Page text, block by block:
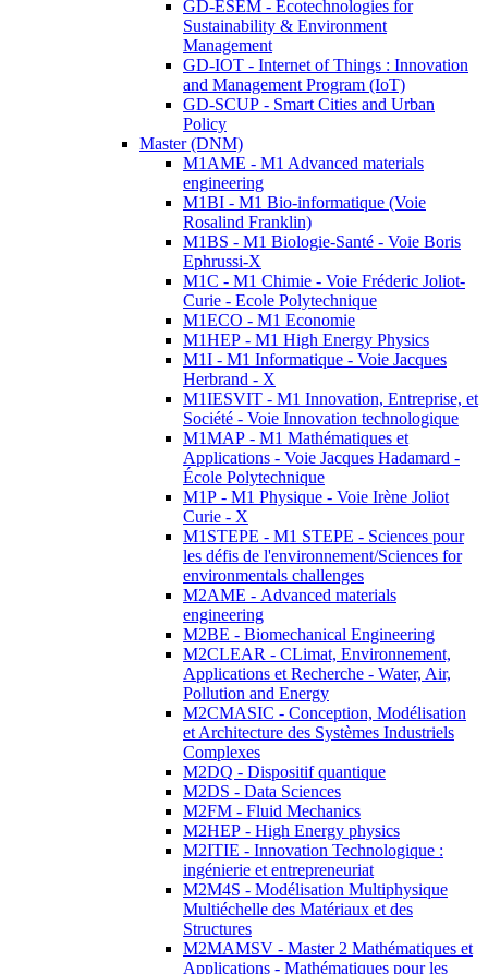
GD-ESEM - Ecotechnologies for
Sustainability & Environment
Management
GD-IOT - Internet of Things : Innovation
and Management Program (IoT)
GD-SCUP - Smart Cities and Urban
Policy
Master (DNM)
M1AME - M1 Advanced materials
engineering
M1BI - M1 Bio-informatique (Voie
Rosalind Franklin)
M1BS - M1 Biologie-Santé - Voie Boris
Ephrussi-X
M1C - M1 Chimie - Voie Fréderic Joliot-
Curie - Ecole Polytechnique
M1ECO - M1 Economie
M1HEP - M1 High Energy Physics
M1I - M1 Informatique - Voie Jacques
Herbrand - X
M1IESVIT - M1 Innovation, Entreprise, et
Société - Voie Innovation technologique
M1MAP - M1 Mathématiques et
Applications - Voie Jacques Hadamard -
École Polytechnique
M1P - M1 Physique - Voie Irène Joliot
Curie - X
M1STEPE - M1 STEPE - Sciences pour
les défis de l'environnement/Sciences for
environmentals challenges
M2AME - Advanced materials
engineering
M2BE - Biomechanical Engineering
M2CLEAR - CLimat, Environnement,
Applications et Recherche - Water, Air,
Pollution and Energy
M2CMASIC - Conception, Modélisation
et Architecture des Systèmes Industriels
Complexes
M2DQ - Dispositif quantique
M2DS - Data Sciences
M2FM - Fluid Mechanics
M2HEP - High Energy physics
M2ITIE - Innovation Technologique :
ingénierie et entrepreneuriat
M2M4S - Modélisation Multiphysique
Multiéchelle des Matériaux et des
Structures
M2MAMSV - Master 2 Mathématiques et
Applications - Mathématiques pour les